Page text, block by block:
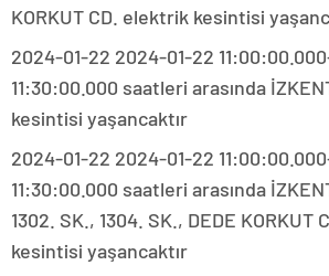
KORKUT CD. elektrik kesintisi
2024-01-22 2024-01-22
11:30:00.000 saatleri arasında
kesintisi yaşancaktır
2024-01-22 2024-01-22
11:30:00.000 saatleri arasında
1302. SK., 1304. SK., DEDE KORKUT
kesintisi yaşancaktır